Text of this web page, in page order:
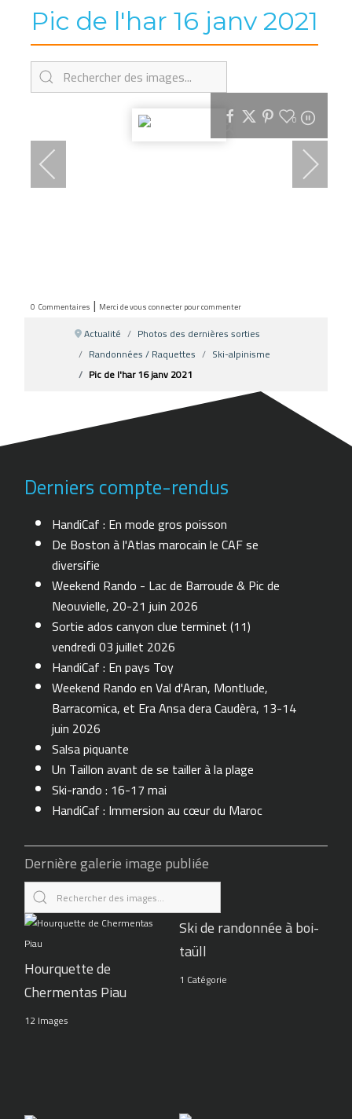
Pic de l'har 16 janv 2021
0
0 Commentaires | Merci de vous connecter pour commenter
Actualité
Photos des dernières sorties
Randonnées / Raquettes
Ski-alpinisme
Pic de l'har 16 janv 2021
Derniers compte-rendus
HandiCaf : En mode gros poisson
De Boston à l'Atlas marocain le CAF se
diversifie
Weekend Rando - Lac de Barroude & Pic de
Neouvielle, 20-21 juin 2026
Sortie ados canyon clue terminet (11)
vendredi 03 juillet 2026
HandiCaf : En pays Toy
Weekend Rando en Val d'Aran, Montlude,
Barracomica, et Era Ansa dera Caudèra, 13-14
juin 2026
Salsa piquante
Un Taillon avant de se tailler à la plage
Ski-rando : 16-17 mai
HandiCaf : Immersion au cœur du Maroc
Dernière galerie image publiée
Hourquette de
Chermentas Piau
12 Images
Ski de randonnée à boi-
taüll
1 Catégorie